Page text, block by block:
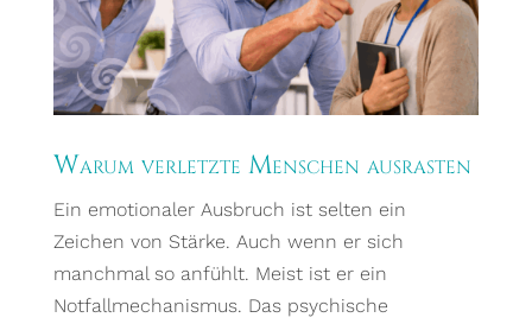
Warum verletzte Menschen ausrasten
Ein emotionaler Ausbruch ist selten ein
Zeichen von Stärke. Auch wenn er sich
manchmal so anfühlt. Meist ist er ein
Notfallmechanismus. Das psychische